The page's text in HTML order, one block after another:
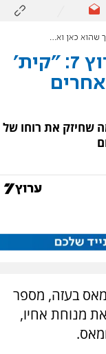
אח החטוף ששוחרר לערוץ 7: "קית'
שחיזק את רוחו של
בעזה, מספר
את מנוחת אחיו,